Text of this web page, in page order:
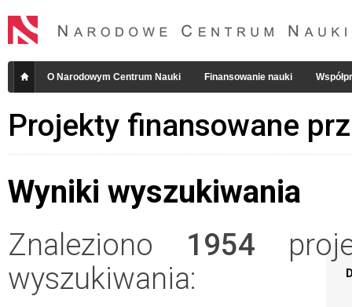
O Narodowym Centrum Nauki Finansowanie nauki
Projekty finansowane
Wyniki wyszukiwania
Znaleziono 1954
wyszukiwania: